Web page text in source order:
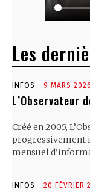
Les
INFOS 9 MARS
L’Observateur
Créé en 2005,
progressivement
mensuel
INFOS 20 FÉVRIER